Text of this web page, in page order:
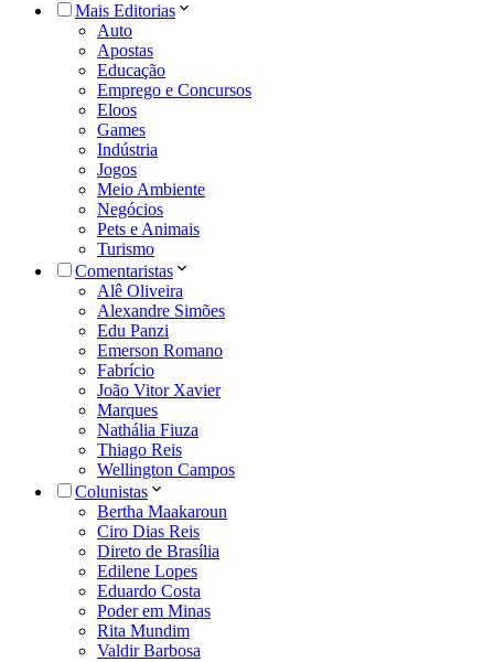
Mais Editorias
Auto
Apostas
Educação
Emprego e Concursos
Eloos
Games
Indústria
Jogos
Meio Ambiente
Negócios
Pets e Animais
Turismo
Comentaristas
Alê Oliveira
Alexandre Simões
Edu Panzi
Emerson Romano
Fabrício
João Vitor Xavier
Marques
Nathália Fiuza
Thiago Reis
Wellington Campos
Colunistas
Bertha Maakaroun
Ciro Dias Reis
Direto de Brasília
Edilene Lopes
Eduardo Costa
Poder em Minas
Rita Mundim
Valdir Barbosa